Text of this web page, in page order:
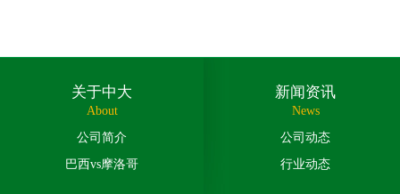
关于中大
About
公司简介
巴西vs摩洛哥
新闻资讯
News
公司动态
行业动态